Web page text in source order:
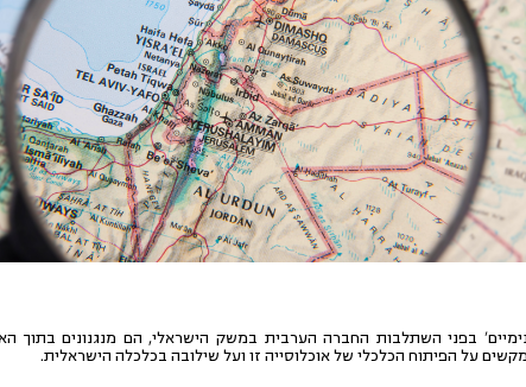
בפני השתלבות החברה הערבית במשק הישראלי, הם מנגנונים בתוך
על הפיתוח הכלכלי של אוכלוסייה זו ועל שילובה בכלכלה הישראלית.